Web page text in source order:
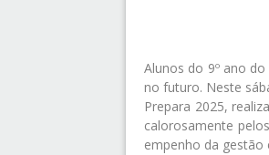
Alunos do 9º ano
no futuro. Neste
Prepara 2025,
calorosamente
empenho da gestão